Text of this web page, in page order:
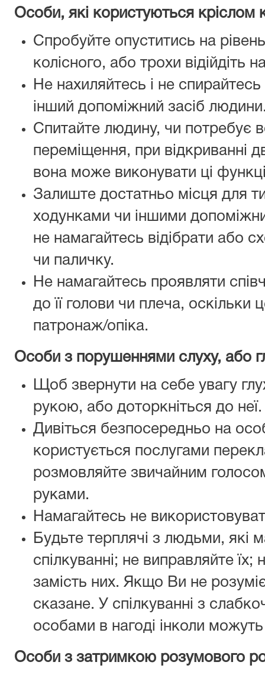
Особи, які користуються кріслом
Спробуйте опуститись на
колісного, або трохи відійдіть
Не нахиляйтесь і не
інший допоміжний засіб
Спитайте людину, чи потребує
переміщення, при відкриванні
вона може виконувати ці
Залиште достатньо місця для
ходунками чи іншими
не намагайтесь відібрати або
чи паличку.
Не намагайтесь проявляти
до її голови чи плеча, оскільки
патронаж/опіка.
Особи з порушеннями слуху, або
Щоб звернути на себе увагу
рукою, або доторкніться до неї.
Дивіться безпосередньо на
користується послугами
розмовляйте звичайним
руками.
Намагайтесь не
Будьте терплячі з людьми, які
спілкуванні; не виправляйте їх;
замість них. Якщо Ви не
сказане. У спілкуванні з
особами в нагоді інколи
Особи з затримкою розумового